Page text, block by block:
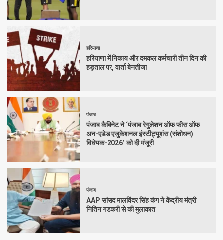
हरियाणा
हरियाणा में निकाय और दमकल कर्मचारी तीन दिन की
हड़ताल पर, वार्ता बेनतीजा
पंजाब
पंजाब कैबिनेट ने ‘पंजाब रेगुलेशन ऑफ फीस ऑफ
अन-एडेड एजुकेशनल इंस्टीट्यूशंस (संशोधन)
विधेयक-2026’ को दी मंजूरी
पंजाब
AAP सांसद मालविंदर सिंह कंग ने केंद्रीय मंत्री
नितिन गडकरी से की मुलाकात